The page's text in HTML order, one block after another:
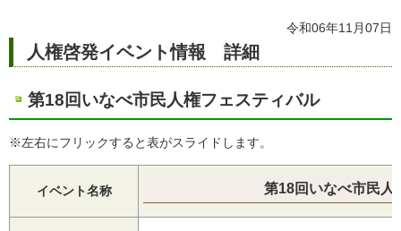
令和06年11月07日
人権啓発イベント情報 詳細
第18回いなべ市民人権フェスティバル
※左右にフリックすると表がスライドします。
イベント名称 第18回いなべ市民人